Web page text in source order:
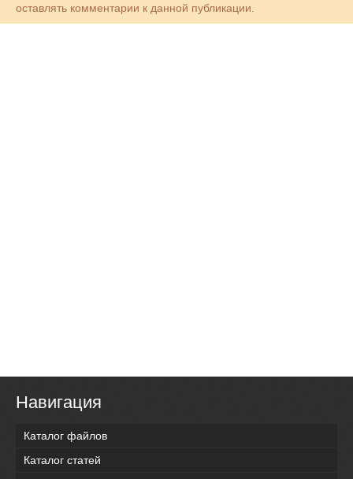
оставлять комментарии к данной публикации.
Навигация
Каталог файлов
Каталог статей